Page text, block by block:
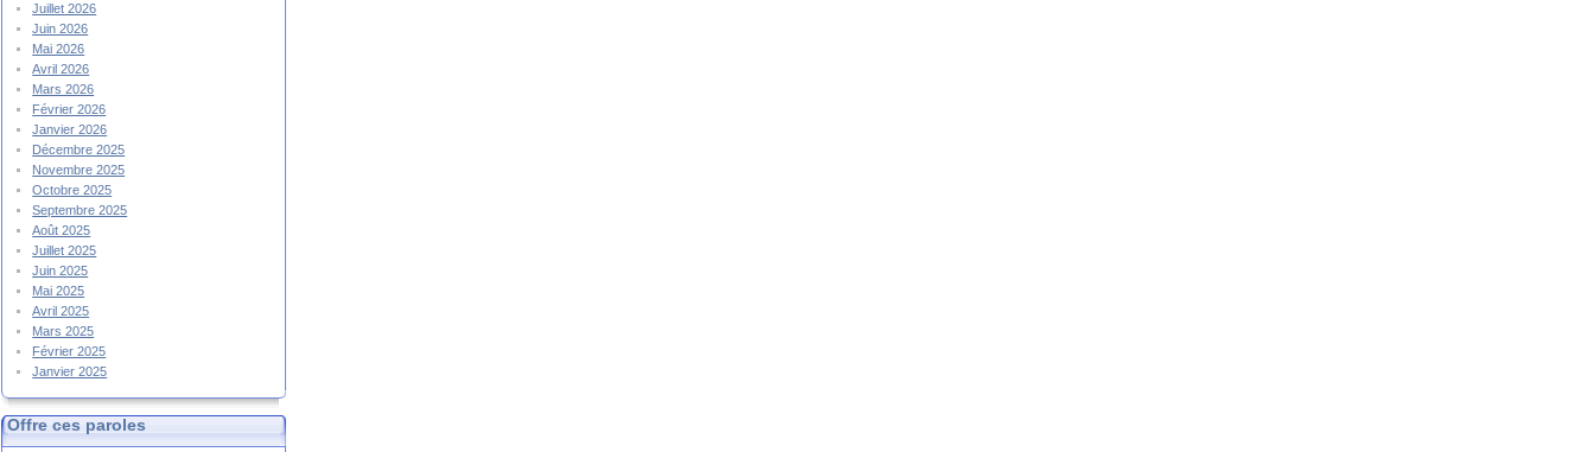
Juillet 2026
Juin 2026
Mai 2026
Avril 2026
Mars 2026
Février 2026
Janvier 2026
Décembre 2025
Novembre 2025
Octobre 2025
Septembre 2025
Août 2025
Juillet 2025
Juin 2025
Mai 2025
Avril 2025
Mars 2025
Février 2025
Janvier 2025
Offre ces paroles